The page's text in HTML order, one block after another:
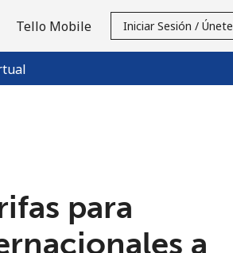
Tello Mobile Iniciar Sesión / Únete
para
a